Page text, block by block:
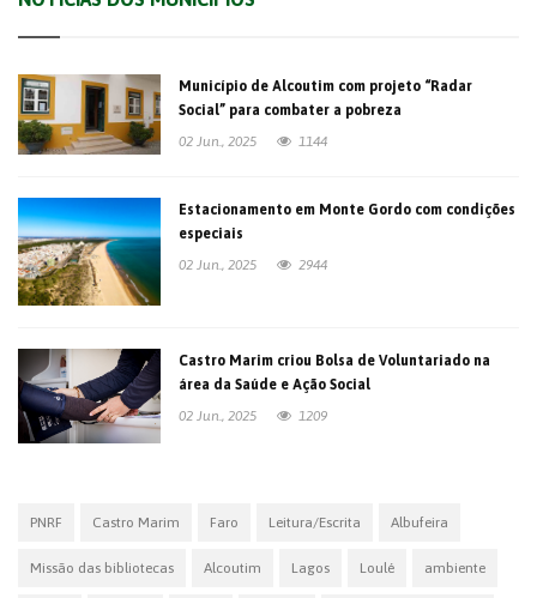
Município de Alcoutim com projeto “Radar
Social” para combater a pobreza
02 Jun., 2025
1144
Estacionamento em Monte Gordo com condições
especiais
02 Jun., 2025
2944
Castro Marim criou Bolsa de Voluntariado na
área da Saúde e Ação Social
02 Jun., 2025
1209
PNRF Castro Marim Faro Leitura/Escrita Albufeira
Missão das bibliotecas Alcoutim Lagos Loulé ambiente